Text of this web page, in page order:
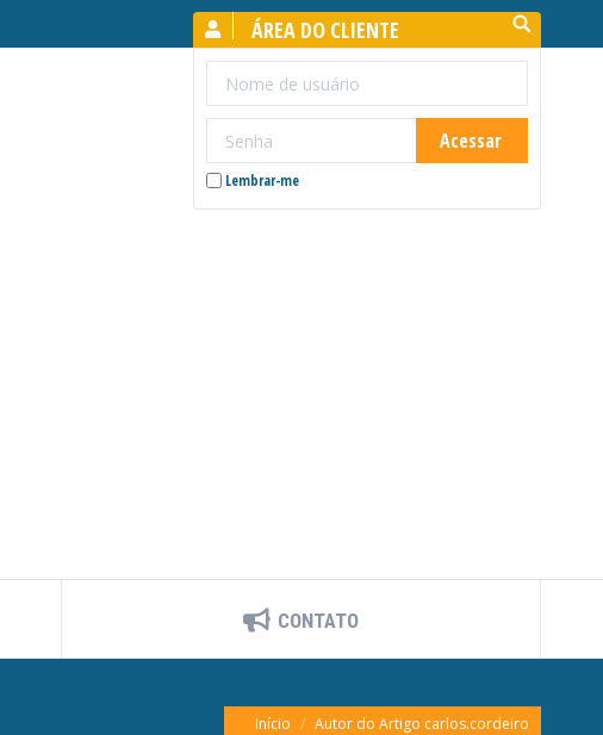
Search:
ÁREA DO CLIENTE
Lembrar-me
CONTATO
Você está aqui:
Início
Autor do Artigo carlos.cordeiro